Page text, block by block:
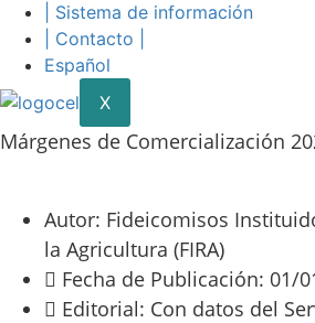
| Sistema de información
| Contacto |
Español
X
Márgenes de Comercialización
Autor: Fideicomisos
la Agricultura (FIRA)
Fecha de Publicación: 01/
Editorial: Con datos del